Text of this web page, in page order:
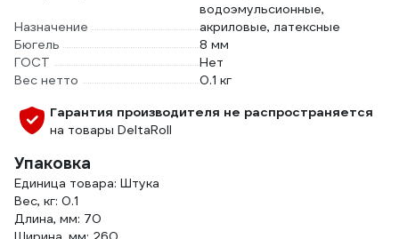
Назначение
водоэмульсионные,
акриловые, латексные
Бюгель
8 мм
ГОСТ
Нет
Вес нетто
0.1 кг
Гарантия производителя не распространяется
на товары DeltaRoll
Упаковка
Единица товара: Штука
Вес, кг: 0.1
Длина, мм: 70